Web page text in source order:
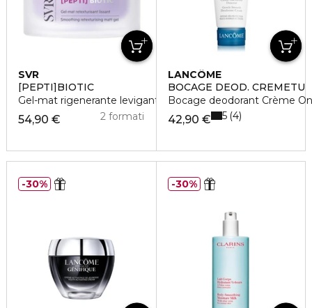
SVR
[PEPTI]BIOTIC
Gel-mat rigenerante levigante
54,90 € 2 formati
LANCÔME
BOCAGE DEOD. CREMETU
Bocage deodorant Crème
42,90 € 5 4
30% 30%